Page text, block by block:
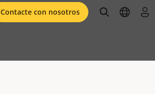
Contacte con nosotros openopen